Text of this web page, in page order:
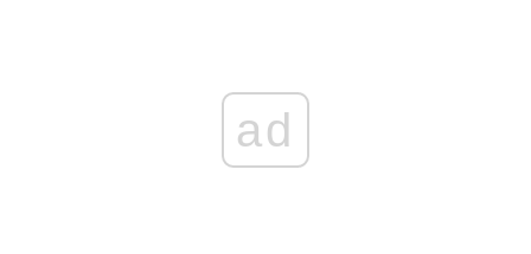
ad